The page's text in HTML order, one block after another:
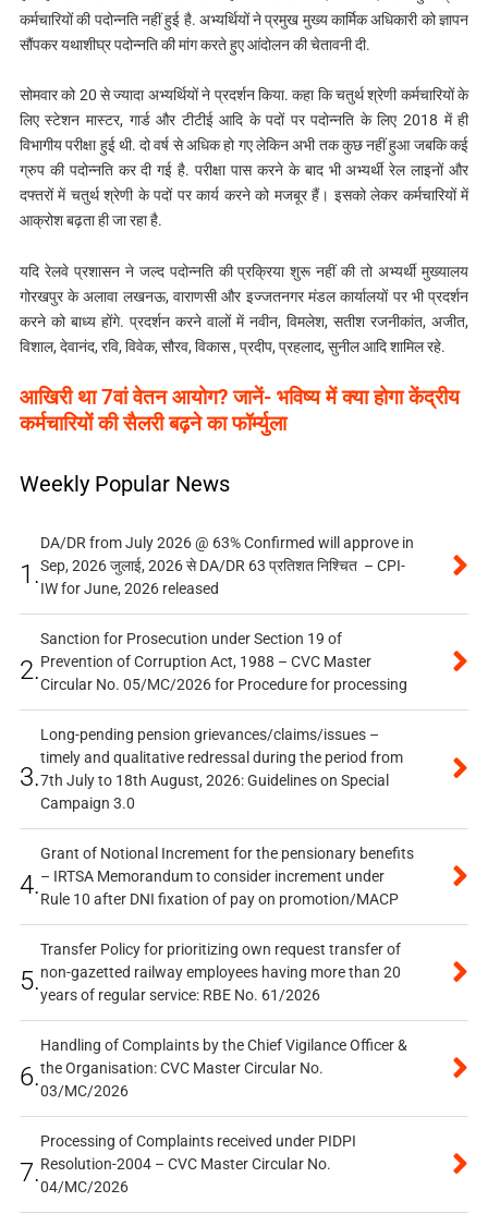
कर्मचारियों की पदोन्नति नहीं हुई है. अभ्यर्थियों ने प्रमुख मुख्य कार्मिक अधिकारी को ज्ञापन
सौंपकर यथाशीघ्र पदोन्नति की मांग करते हुए आंदोलन की चेतावनी दी.
सोमवार को 20 से ज्यादा अभ्यर्थियों ने प्रदर्शन किया. कहा कि चतुर्थ श्रेणी कर्मचारियों के
लिए स्टेशन मास्टर, गार्ड और टीटीई आदि के पदों पर पदोन्नति के लिए 2018 में ही
विभागीय परीक्षा हुई थी. दो वर्ष से अधिक हो गए लेकिन अभी तक कुछ नहीं हुआ जबकि कई
ग्रुप की पदोन्नति कर दी गई है. परीक्षा पास करने के बाद भी अभ्यर्थी रेल लाइनों और
दफ्तरों में चतुर्थ श्रेणी के पदों पर कार्य करने को मजबूर हैं। इसको लेकर कर्मचारियों में
आक्रोश बढ़ता ही जा रहा है.
यदि रेलवे प्रशासन ने जल्द पदोन्नति की प्रक्रिया शुरू नहीं की तो अभ्यर्थी मुख्यालय
गोरखपुर के अलावा लखनऊ, वाराणसी और इज्जतनगर मंडल कार्यालयों पर भी प्रदर्शन
करने को बाध्य होंगे. प्रदर्शन करने वालों में नवीन, विमलेश, सतीश रजनीकांत, अजीत,
विशाल, देवानंद, रवि, विवेक, सौरव, विकास , प्रदीप, प्रहलाद, सुनील आदि शामिल रहे.
आखिरी था 7वां वेतन आयोग? जानें- भविष्य में क्या होगा केंद्रीय
कर्मचारियों की सैलरी बढ़ने का फॉर्म्युला
Weekly Popular News
1.
DA/DR from July 2026 @ 63% Confirmed will approve in
Sep, 2026 जुलाई, 2026 से DA/DR 63 प्रतिशत निश्चित – CPI-
IW for June, 2026 released
2.
Sanction for Prosecution under Section 19 of
Prevention of Corruption Act, 1988 – CVC Master
Circular No. 05/MC/2026 for Procedure for processing
3.
Long-pending pension grievances/claims/issues –
timely and qualitative redressal during the period from
7th July to 18th August, 2026: Guidelines on Special
Campaign 3.0
4.
Grant of Notional Increment for the pensionary benefits
– IRTSA Memorandum to consider increment under
Rule 10 after DNI fixation of pay on promotion/MACP
5.
Transfer Policy for prioritizing own request transfer of
non-gazetted railway employees having more than 20
years of regular service: RBE No. 61/2026
6.
Handling of Complaints by the Chief Vigilance Officer &
the Organisation: CVC Master Circular No.
03/MC/2026
7.
Processing of Complaints received under PIDPI
Resolution-2004 – CVC Master Circular No.
04/MC/2026